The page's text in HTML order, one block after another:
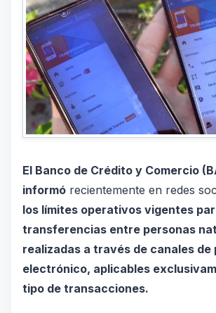
El Banco de Crédito y Comercio
informó recientemente en redes
los límites operativos vigentes
transferencias entre personas
realizadas a través de canales de
electrónico, aplicables
tipo de transacciones.